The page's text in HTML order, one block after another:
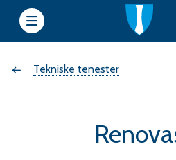
Du
Tekniske tenester